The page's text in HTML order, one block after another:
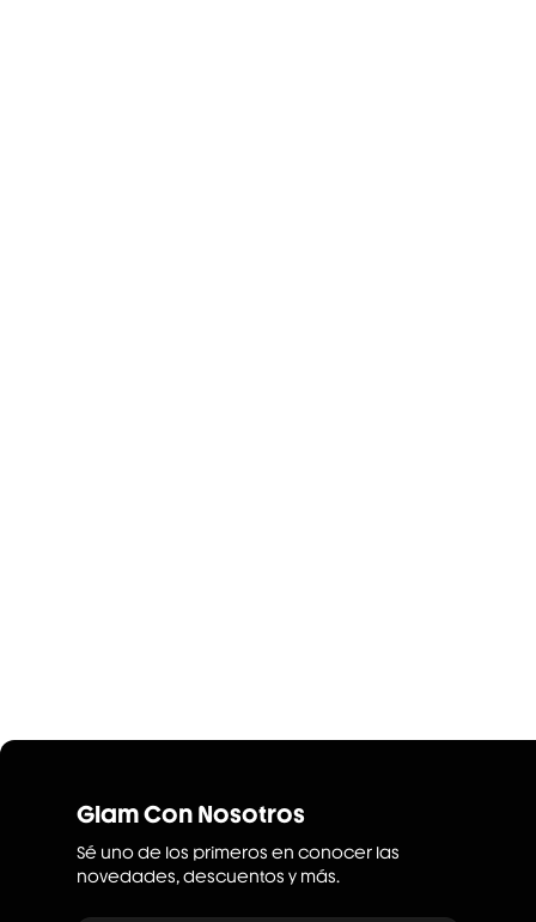
Glam Con Nosotros
Sé uno de los primeros en conocer las
novedades, descuentos y más.